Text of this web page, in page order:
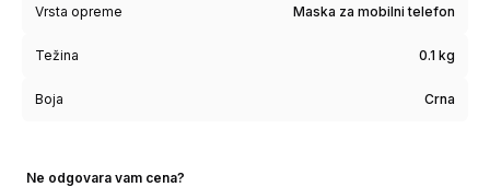
Vrsta opreme Maska za mobilni telefon
Težina 0.1 kg
Boja Crna
Ne odgovara vam cena?